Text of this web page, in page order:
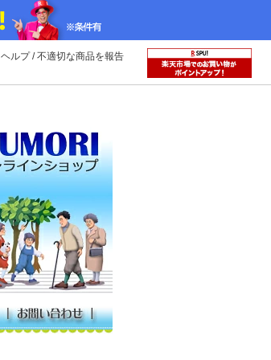
ヘルプ/不適切な商品を報告